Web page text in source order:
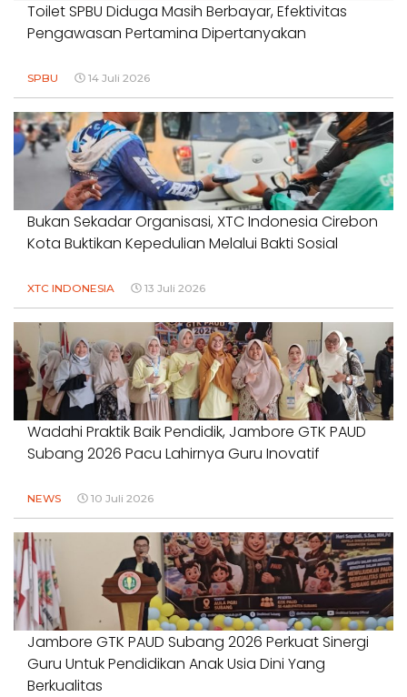
Toilet SPBU Diduga Masih Berbayar, Efektivitas
Pengawasan Pertamina Dipertanyakan
SPBU 14 Juli 2026
Bukan Sekadar Organisasi, XTC Indonesia Cirebon
Kota Buktikan Kepedulian Melalui Bakti Sosial
XTC INDONESIA 13 Juli 2026
Wadahi Praktik Baik Pendidik, Jambore GTK PAUD
Subang 2026 Pacu Lahirnya Guru Inovatif
NEWS 10 Juli 2026
Jambore GTK PAUD Subang 2026 Perkuat Sinergi
Guru Untuk Pendidikan Anak Usia Dini Yang
Berkualitas